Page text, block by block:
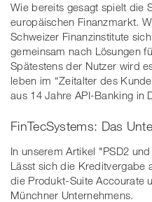
Wie bereits gesagt spielt die
europäischen Finanzmarkt.
Schweizer Finanzinstitute
gemeinsam nach Lösungen
Spätestens der Nutzer wird
leben im “Zeitalter des
aus 14 Jahre API-Banking in
FinTecSystems: Das
In unserem Artikel "PSD2
Lässt sich die Kreditvergabe
die Produkt-Suite Accourate
Münchner Unternehmens.